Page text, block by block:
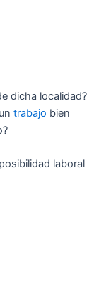
dicha localidad?
trabajo bien
laboral